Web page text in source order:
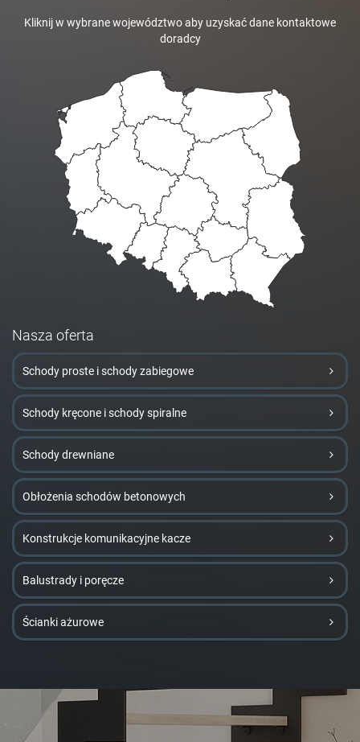
Kliknij w wybrane województwo aby uzyskać dane kontaktowe
doradcy
Nasza oferta
Schody proste i schody zabiegowe
Schody kręcone i schody spiralne
Schody drewniane
Obłożenia schodów betonowych
Konstrukcje komunikacyjne kacze
Balustrady i poręcze
Ścianki ażurowe